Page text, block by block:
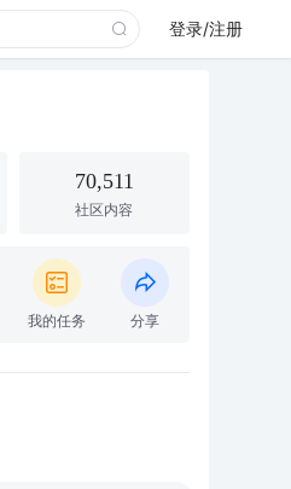
登录/注册
70,511
社区内容
我的任务 分享